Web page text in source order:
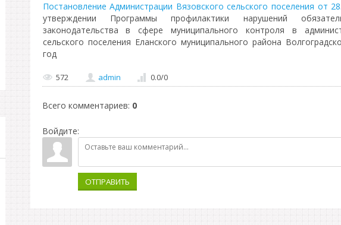
Постановление Администрации Вязовского сельского поселения от
утверждении Программы профилактики нарушений
законодательства в сфере муниципального контроля в
сельского поселения Еланского муниципального района
год
572 admin 0.0/0
Всего комментариев: 0
Войдите:
ОТПРАВИТЬ